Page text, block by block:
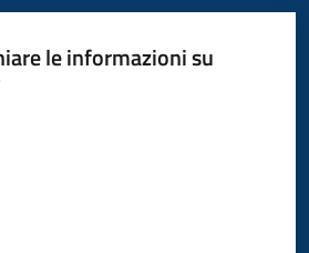
le informazioni su